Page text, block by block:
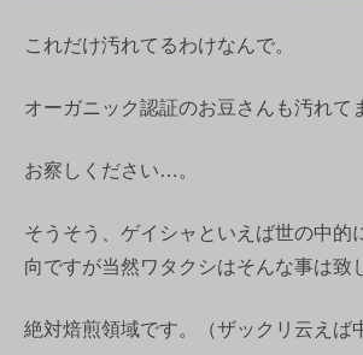
これだけ汚れてるわけなんで。
オーガニック認証のお豆さんも汚れて
お察しください…。
そうそう、ゲイシャといえば世の中的
向ですが当然ワタクシはそんな事は致
絶対焙煎領域です。（ザックリ云えば